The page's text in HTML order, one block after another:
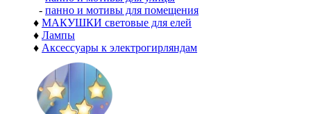
- панно и мотивы для помещения
♦ МАКУШКИ световые для елей
♦ Лампы
♦ Аксессуары к электрогирляндам